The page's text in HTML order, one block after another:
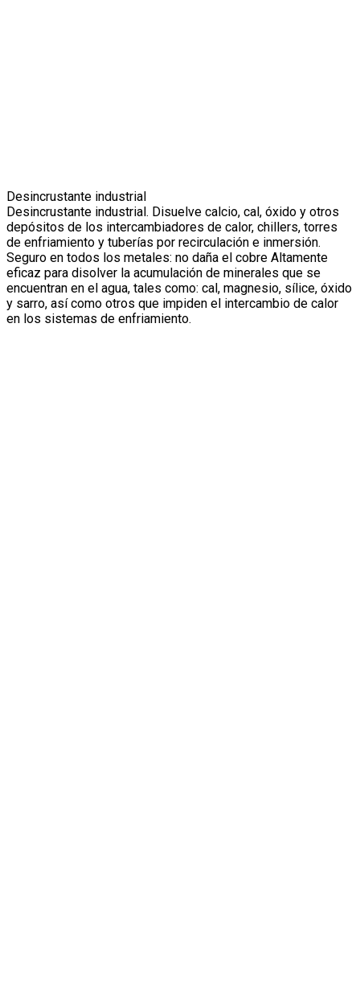
Desincrustante industrial
Desincrustante industrial. Disuelve calcio, cal, óxido y otros
depósitos de los intercambiadores de calor, chillers, torres
de enfriamiento y tuberías por recirculación e inmersión.
Seguro en todos los metales: no daña el cobre Altamente
eficaz para disolver la acumulación de minerales que se
encuentran en el agua, tales como: cal, magnesio, sílice, óxido
y sarro, así como otros que impiden el intercambio de calor
en los sistemas de enfriamiento.